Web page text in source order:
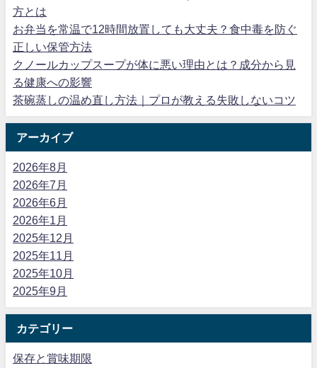
方とは
お弁当を常温で12時間放置しても大丈夫？食中毒を防ぐ
正しい保管方法
クノールカップスープが体に悪い理由とは？成分から見
る健康への影響
茶碗蒸しの温め直し方法｜プロが教える失敗しないコツ
アーカイブ
2026年8月
2026年7月
2026年6月
2026年1月
2025年12月
2025年11月
2025年10月
2025年9月
カテゴリー
保存と賞味期限